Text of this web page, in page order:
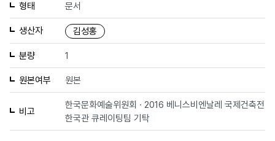
형태 문서
생산자 김성홍
분량 1
원본여부 원본
비고
한국문화예술위원회 · 2016 베니스비엔날레 국제건축전
한국관 큐레이팅팀 기탁